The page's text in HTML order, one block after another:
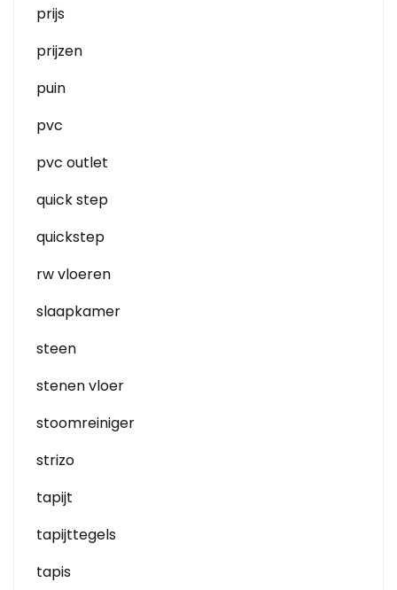
prijs
prijzen
puin
pvc
pvc outlet
quick step
quickstep
rw vloeren
slaapkamer
steen
stenen vloer
stoomreiniger
strizo
tapijt
tapijttegels
tapis